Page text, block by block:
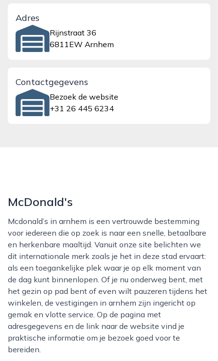
Adres
Rijnstraat 36
6811EW Arnhem
Contactgegevens
Bezoek de website
+31 26 445 6234
McDonald's
Mcdonald’s in arnhem is een vertrouwde bestemming
voor iedereen die op zoek is naar een snelle, betaalbare
en herkenbare maaltijd. Vanuit onze site belichten we
dit internationale merk zoals je het in deze stad ervaart:
als een toegankelijke plek waar je op elk moment van
de dag kunt binnenlopen. Of je nu onderweg bent, met
het gezin op pad bent of even wilt pauzeren tijdens het
winkelen, de vestigingen in arnhem zijn ingericht op
gemak en vlotte service. Op de pagina met
adresgegevens en de link naar de website vind je
praktische informatie om je bezoek goed voor te
bereiden.